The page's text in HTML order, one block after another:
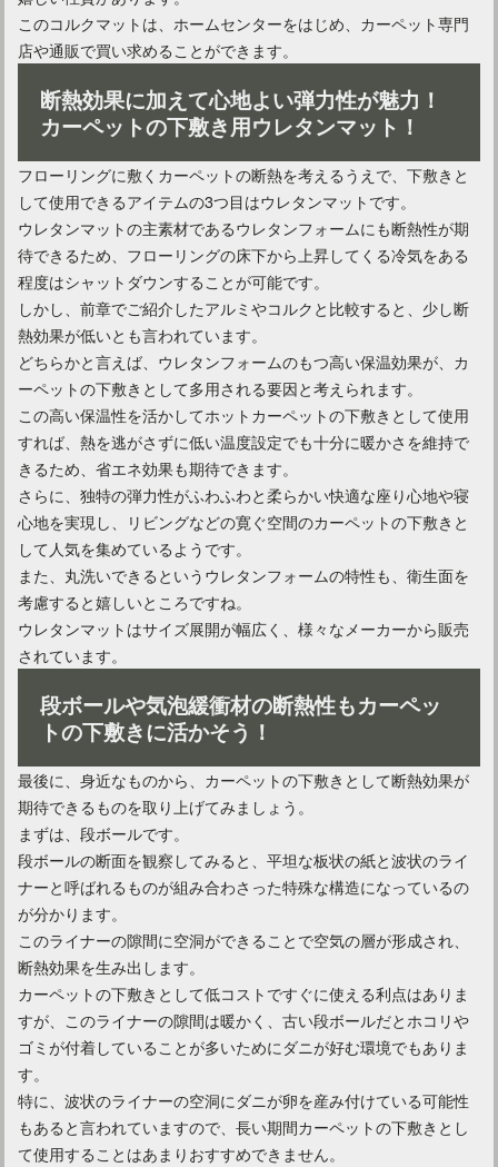
このコルクマットは、ホームセンターをはじめ、カーペット専門
店や通販で買い求めることができます。
断熱効果に加えて心地よい弾力性が魅力！
カーペットの下敷き用ウレタンマット！
フローリングに敷くカーペットの断熱を考えるうえで、下敷きと
して使用できるアイテムの3つ目はウレタンマットです。
ウレタンマットの主素材であるウレタンフォームにも断熱性が期
待できるため、フローリングの床下から上昇してくる冷気をある
程度はシャットダウンすることが可能です。
しかし、前章でご紹介したアルミやコルクと比較すると、少し断
熱効果が低いとも言われています。
どちらかと言えば、ウレタンフォームのもつ高い保温効果が、カ
ーペットの下敷きとして多用される要因と考えられます。
この高い保温性を活かしてホットカーペットの下敷きとして使用
すれば、熱を逃がさずに低い温度設定でも十分に暖かさを維持で
きるため、省エネ効果も期待できます。
さらに、独特の弾力性がふわふわと柔らかい快適な座り心地や寝
心地を実現し、リビングなどの寛ぐ空間のカーペットの下敷きと
して人気を集めているようです。
また、丸洗いできるというウレタンフォームの特性も、衛生面を
考慮すると嬉しいところですね。
ウレタンマットはサイズ展開が幅広く、様々なメーカーから販売
されています。
段ボールや気泡緩衝材の断熱性もカーペッ
トの下敷きに活かそう！
最後に、身近なものから、カーペットの下敷きとして断熱効果が
期待できるものを取り上げてみましょう。
まずは、段ボールです。
段ボールの断面を観察してみると、平坦な板状の紙と波状のライ
ナーと呼ばれるものが組み合わさった特殊な構造になっているの
が分かります。
このライナーの隙間に空洞ができることで空気の層が形成され、
断熱効果を生み出します。
カーペットの下敷きとして低コストですぐに使える利点はありま
すが、このライナーの隙間は暖かく、古い段ボールだとホコリや
ゴミが付着していることが多いためにダニが好む環境でもありま
す。
特に、波状のライナーの空洞にダニが卵を産み付けている可能性
もあると言われていますので、長い期間カーペットの下敷きとし
て使用することはあまりおすすめできません。